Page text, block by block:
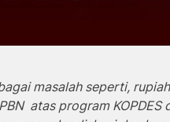
masalah seperti,
atas program KOPDES